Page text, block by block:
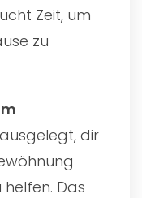
Zeit, um
zu
dir
Das